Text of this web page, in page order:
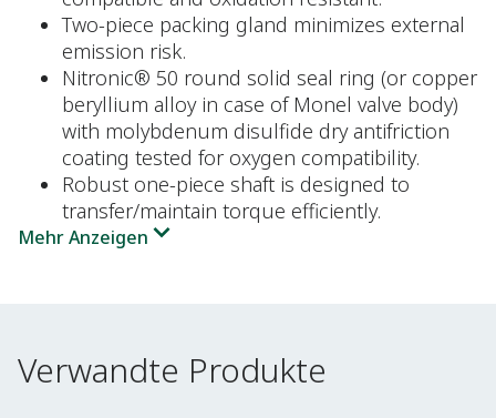
Two-piece packing gland minimizes external
emission risk.
Nitronic® 50 round solid seal ring (or copper
beryllium alloy in case of Monel valve body)
with molybdenum disulfide dry antifriction
coating tested for oxygen compatibility.
Robust one-piece shaft is designed to
transfer/maintain torque efficiently.
Mehr Anzeigen
Verwandte Produkte
Verwandte Produkte